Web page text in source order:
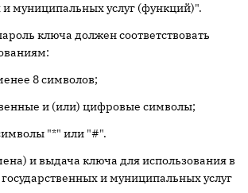
и муниципальных услуг (функций)".
ключа должен соответствовать
8 символов;
и (или) цифровые символы;
"*" или "#".
и выдача ключа для использования в
и муниципальных услуг